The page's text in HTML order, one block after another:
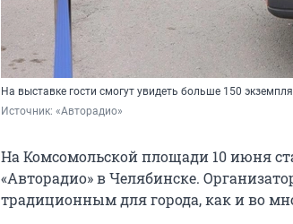
На выставке гости смогут увидеть больше 150
Источник: «Авторадио»
На Комсомольской площади 10 июня
«Авторадио» в Челябинске.
традиционным для города, как и во